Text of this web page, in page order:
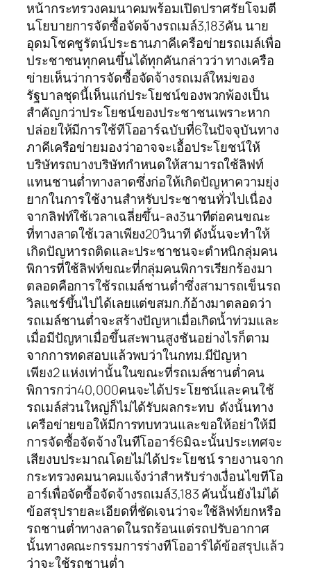
หน้ากระทรวงคมนาคมพร้อมเปิดปราศรัยโจมตี
นโยบายการจัดซื้อจัดจ้างรถเมล์3,183คัน นาย
อุดมโชคชูรัตน์ประธานภาคีเครือข่ายรถเมล์เพื่อ
ประชาชนทุกคนขึ้นได้ทุกคันกล่าวว่า ทางเครือ
ข่ายเห็นว่าการจัดซื้อจัดจ้างรถเมล์ใหม่ของ
รัฐบาลชุดนี้เห็นแก่ประโยชน์ของพวกพ้องเป็น
สำคัญกว่าประโยชน์ของประชาชนเพราะหาก
ปล่อยให้มีการใช้ทีโออาร์ฉบับที่6ในปัจจุบันทาง
ภาคีเครือข่ายมองว่าอาจจะเอื้อประโยชน์ให้
บริษัทรถบางบริษัทกำหนดให้สามารถใช้ลิฟท์
แทนชานต่ำทางลาดซึ่งก่อให้เกิดปัญหาความยุ่ง
ยากในการใช้งานสำหรับประชาชนทั่วไปเนื่อง
จากลิฟท์ใช้เวลาเฉลี่ยขึ้น-ลง3นาทีต่อคนขณะ
ที่ทางลาดใช้เวลาเพียง20วินาที ดังนั้นจะทำให้
เกิดปัญหารถติดและประชาชนจะตำหนิกลุ่มคน
พิการที่ใช้ลิฟท์ขณะที่กลุ่มคนพิการเรียกร้องมา
ตลอดคือการใช้รถเมล์ชานต่ำซึ่งสามารถเข็นรถ
วิลแชร์ขึ้นไปได้เลยแต่ขสมก.ก้อ้างมาตลอดว่า
รถเมล์ชานต่ำจะสร้างปัญหาเมื่อเกิดน้ำท่วมและ
เมื่อมีปัญหาเมื่อขึ้นสะพานสูงชันอย่างไรก็ตาม
จากการทดสอบแล้วพบว่าในกทม.มีปัญหา
เพียง2 แห่งเท่านั้นในขณะที่รถเมล์ชานต่ำคน
พิการกว่า40,000คนจะได้ประโยชน์และคนใช้
รถเมล์ส่วนใหญ่ก็ไม่ได้รับผลกระทบ ดังนั้นทาง
เครือข่ายขอให้มีการทบทวนและขอให้อย่าให้มี
การจัดซื้อจัดจ้างในทีโออาร์6มิฉะนั้นประเทศจะ
เสียงบประมาณโดยไม่ได้ประโยชน์ รายงานจาก
กระทรวงคมนาคมแจ้งว่าสำหรับร่างเงื่อนไขทีโอ
อาร์เพื่อจัดซื้อจัดจ้างรถเมล์3,183 คันนั้นยังไม่ได้
ข้อสรุปรายละเอียดที่ชัดเจนว่าจะใช้ลิฟท์ยกหรือ
รถชานต่ำทางลาดในรถร้อนแต่รถปรับอากาศ
นั้นทางคณะกรรมการร่างทีโออาร์ได้ข้อสรุปแล้ว
ว่าจะใช้รถชานต่ำ